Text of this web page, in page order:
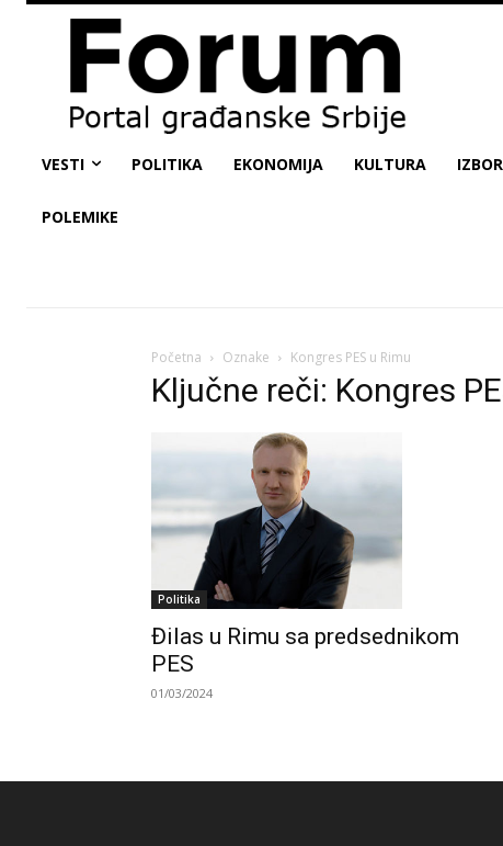
VESTI POLITIKA EKONOMIJA KULTURA
POLEMIKE
Početna Oznake Kongres PES u Rimu
Ključne reči: Kongres
Politika
Đilas u Rimu sa predsednikom
PES
01/03/2024